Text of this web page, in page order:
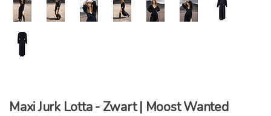
Maxi Jurk Lotta - Zwart | Moost Wanted